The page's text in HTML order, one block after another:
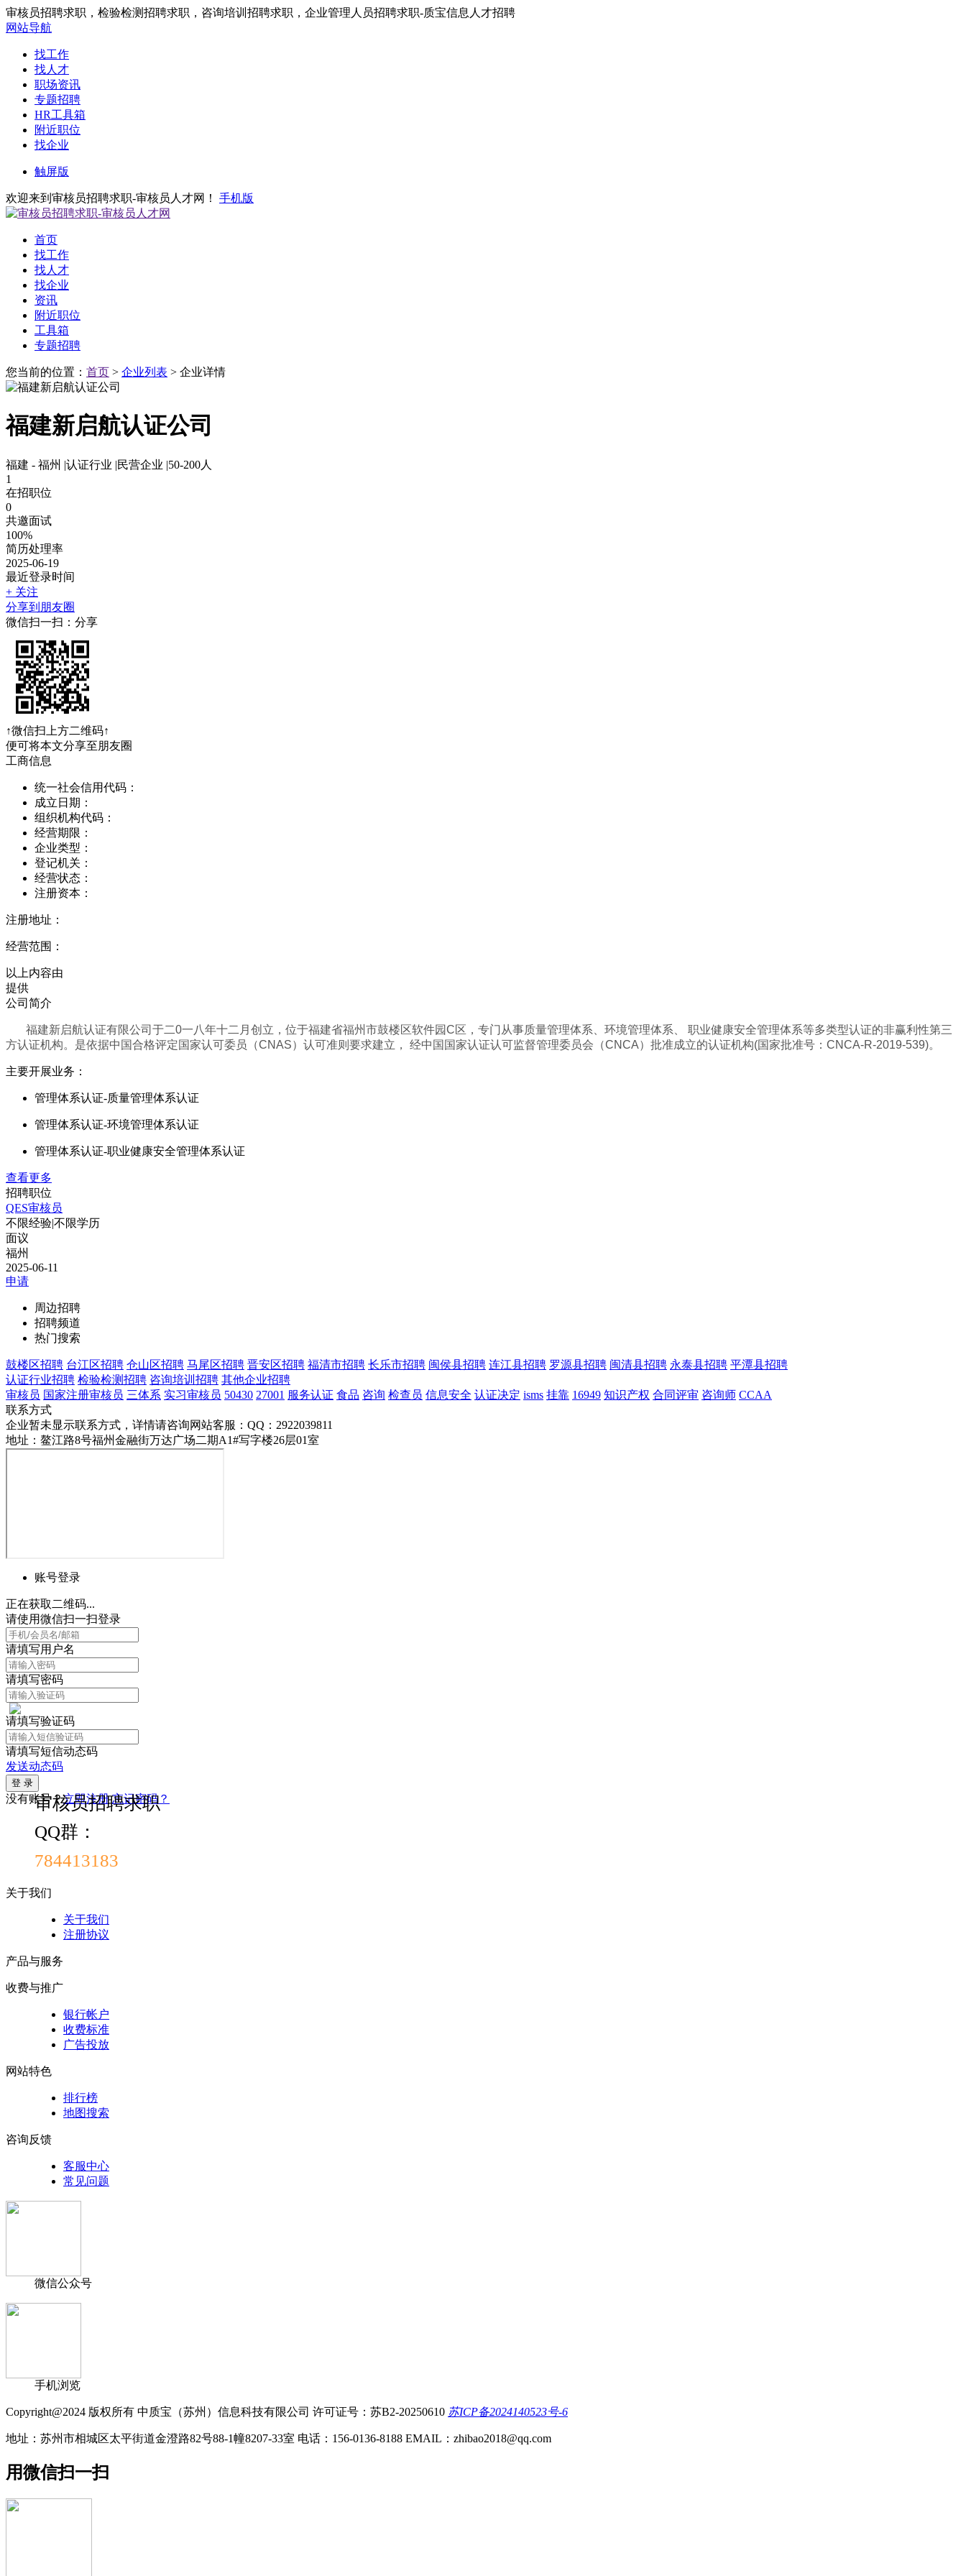
审核员招聘求职，检验检测招聘求职，咨询培训招聘求职，企业管理人员招聘求职-质宝信息人才招聘
网站导航
找工作
找人才
职场资讯
专题招聘
HR工具箱
附近职位
找企业
触屏版
欢迎来到审核员招聘求职-审核员人才网！ 手机版
首页
找工作
找人才
找企业
资讯
附近职位
工具箱
专题招聘
您当前的位置： 首页 > 企业列表 > 企业详情
福建新启航认证公司
福建 - 福州 |认证行业 |民营企业 |50-200人
1
在招职位
0
共邀面试
100%
简历处理率
2025-06-19
最近登录时间
+ 关注
分享到朋友圈
微信扫一扫：分享
↑微信扫上方二维码↑
便可将本文分享至朋友圈
工商信息
统一社会信用代码：
成立日期：
组织机构代码：
经营期限：
企业类型：
登记机关：
经营状态：
注册资本：
注册地址：
经营范围：
以上内容由
提供
公司简介
福建新启航认证有限公司于二0一八年十二月创立，位于福建省福州市鼓楼区软件园C区，专门从事质量管理体系、环境管理体系、 职业健康安全管理体系等多类型认证的非赢利性第三
方认证机构。是依据中国合格评定国家认可委员（CNAS）认可准则要求建立， 经中国国家认证认可监督管理委员会（CNCA）批准成立的认证机构(国家批准号：CNCA-R-2019-539)。
主要开展业务：
管理体系认证-质量管理体系认证
管理体系认证-环境管理体系认证
管理体系认证-职业健康安全管理体系认证
查看更多
招聘职位
QES审核员
不限经验|不限学历
面议
福州
2025-06-11
申请
周边招聘
招聘频道
热门搜索
鼓楼区招聘 台江区招聘 仓山区招聘 马尾区招聘 晋安区招聘 福清市招聘 长乐市招聘 闽侯县招聘 连江县招聘 罗源县招聘 闽清县招聘 永泰县招聘 平潭县招聘
认证行业招聘 检验检测招聘 咨询培训招聘 其他企业招聘
审核员 国家注册审核员 三体系 实习审核员 50430 27001 服务认证 食品 咨询 检查员 信息安全 认证决定 isms 挂靠 16949 知识产权 合同评审 咨询师 CCAA
联系方式
企业暂未显示联系方式，详情请咨询网站客服：QQ：2922039811
地址：鳌江路8号福州金融街万达广场二期A1#写字楼26层01室
账号登录
正在获取二维码...
请使用微信扫一扫登录
请填写用户名
请填写密码
请填写验证码
请填写短信动态码
发送动态码
没有账号？立即注册 忘记密码？
审核员招聘求职
QQ群：
784413183
关于我们
关于我们
注册协议
产品与服务
收费与推广
银行帐户
收费标准
广告投放
网站特色
排行榜
地图搜索
咨询反馈
客服中心
常见问题
微信公众号
手机浏览
Copyright@2024 版权所有 中质宝（苏州）信息科技有限公司 许可证号：苏B2-20250610 苏ICP备2024140523号-6
地址：苏州市相城区太平街道金澄路82号88-1幢8207-33室 电话：156-0136-8188 EMAIL：zhibao2018@qq.com
用微信扫一扫